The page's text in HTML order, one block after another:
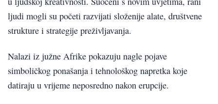
ljudi mogli su početi razvijati složenije alate, društvene
strukture i strategije preživljavanja.
Nalazi iz južne Afrike pokazuju nagle pojave
simboličkog ponašanja i tehnološkog napretka koje
datiraju u vrijeme neposredno nakon erupcije.